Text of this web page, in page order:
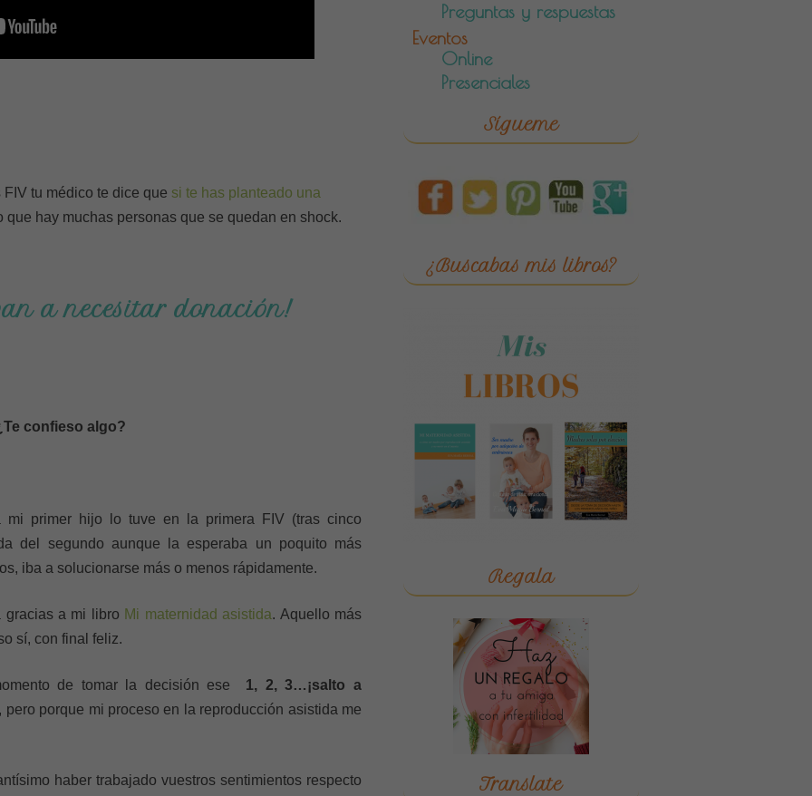
tu médico te dice que si te has planteado una
que hay muchas personas que se quedan en shock.
a necesitar donación!
confieso algo?
mi primer hijo lo tuve en la primera FIV (tras cinco
del segundo aunque la esperaba un poquito más
iba a solucionarse más o menos rápidamente.
gracias a mi libro Mi maternidad asistida. Aquello más
sí, con final feliz.
de tomar la decisión ese 1, 2, 3…¡salto a
pero porque mi proceso en la reproducción asistida me
haber trabajado vuestros sentimientos respecto
Preguntas y respuestas
Eventos
Online
Presenciales
Sígueme
¿Buscabas mis libros?
Regala
Translate